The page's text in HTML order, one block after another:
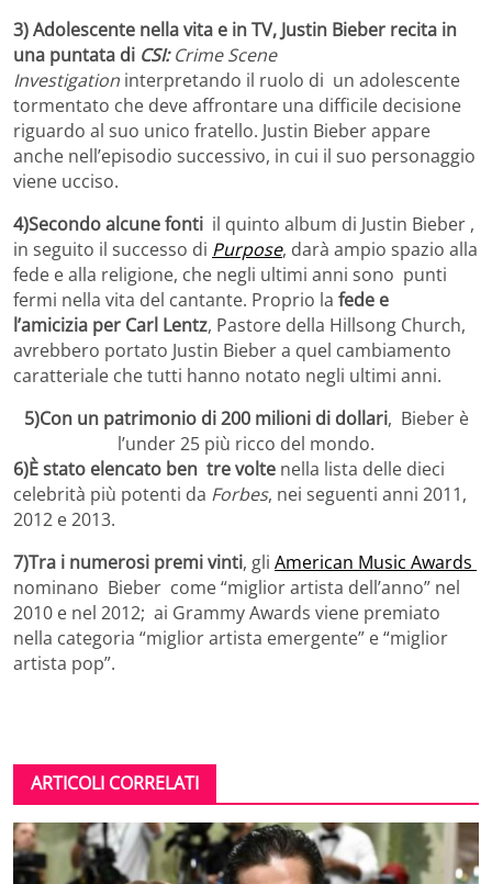
3) Adolescente nella vita e in TV, Justin Bieber recita in
una puntata di CSI:Crime Scene
Investigation interpretando il ruolo di un adolescente
tormentato che deve affrontare una difficile decisione
riguardo al suo unico fratello. Justin Bieber appare
anche nell’episodio successivo, in cui il suo personaggio
viene ucciso.
4)Secondo alcune fonti il quinto album di Justin Bieber ,
in seguito il successo di Purpose, darà ampio spazio alla
fede e alla religione, che negli ultimi anni sono punti
fermi nella vita del cantante. Proprio la fede e
l’amicizia per Carl Lentz, Pastore della Hillsong Church,
avrebbero portato Justin Bieber a quel cambiamento
caratteriale che tutti hanno notato negli ultimi anni.
5)Con un patrimonio di 200 milioni di dollari, Bieber è
l’under 25 più ricco del mondo.
6)È stato elencato ben tre volte nella lista delle dieci
celebrità più potenti da Forbes, nei seguenti anni 2011,
2012 e 2013.
7)Tra i numerosi premi vinti, gli American Music Awards
nominano Bieber come “miglior artista dell’anno” nel
2010 e nel 2012; ai Grammy Awards viene premiato
nella categoria “miglior artista emergente” e “miglior
artista pop”.
ARTICOLI CORRELATI